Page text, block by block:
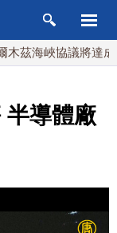
峽協議將達成？伊
半導體廠